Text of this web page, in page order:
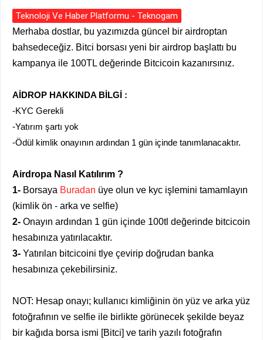
Teknoloji Ve Haber Platformu - Teknogam
Merhaba dostlar, bu yazımızda güncel bir airdroptan
bahsedeceğiz. Bitci borsası yeni bir airdrop başlattı bu
kampanya ile 100TL değerinde Bitcicoin kazanırsınız.
AİDROP HAKKINDA BİLGİ :
-KYC Gerekli
-Yatırım şartı yok
-Ödül kimlik onayının ardından 1 gün içinde tanımlanacaktır.
Airdropa Nasıl Katılırım ?
1- Borsaya Buradan üye olun ve kyc işlemini tamamlayın
(kimlik ön - arka ve selfie)
2- Onayın ardından 1 gün içinde 100tl değerinde bitcicoin
hesabınıza yatırılacaktır.
3- Yatırılan bitcicoini tlye çevirip doğrudan banka
hesabınıza çekebilirsiniz.
NOT: Hesap onayı; kullanıcı kimliğinin ön yüz ve arka yüz
fotoğrafının ve selfie ile birlikte görünecek şekilde beyaz
bir kağıda borsa ismi [Bitci] ve tarih yazılı fotoğrafın